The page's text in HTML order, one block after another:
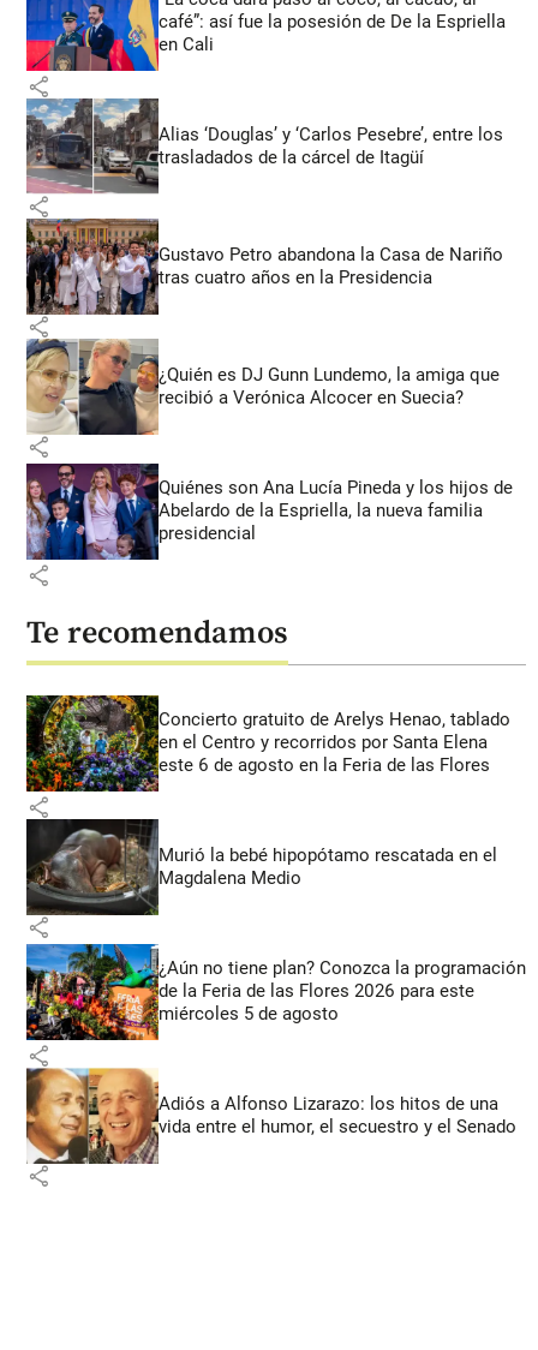
café”: así fue la posesión de De la Espriella
en Cali
share
Alias ‘Douglas’ y ‘Carlos Pesebre’, entre los
trasladados de la cárcel de Itagüí
share
Gustavo Petro abandona la Casa de Nariño
tras cuatro años en la Presidencia
share
¿Quién es DJ Gunn Lundemo, la amiga que
recibió a Verónica Alcocer en Suecia?
share
Quiénes son Ana Lucía Pineda y los hijos de
Abelardo de la Espriella, la nueva familia
presidencial
share
Te recomendamos
Concierto gratuito de Arelys Henao, tablado
en el Centro y recorridos por Santa Elena
este 6 de agosto en la Feria de las Flores
share
Murió la bebé hipopótamo rescatada en el
Magdalena Medio
share
¿Aún no tiene plan? Conozca la programación
de la Feria de las Flores 2026 para este
miércoles 5 de agosto
share
Adiós a Alfonso Lizarazo: los hitos de una
vida entre el humor, el secuestro y el Senado
share